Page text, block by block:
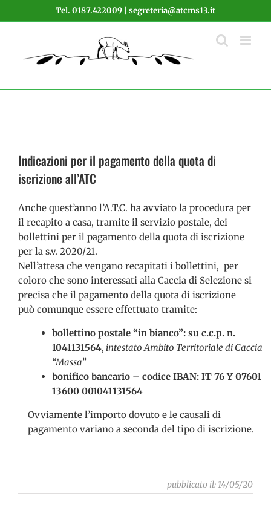
al
Tel. 0187.422009 | segreteria@atcms13.it
Indicazioni per il pagamento della quota di
iscrizione all’ATC
Anche quest’anno l’A.T.C. ha avviato la procedura per
il recapito a casa, tramite il servizio postale, dei
bollettini per il pagamento della quota di iscrizione
per la s.v. 2020/21.
Nell’attesa che vengano recapitati i bollettini, per
coloro che sono interessati alla Caccia di Selezione si
precisa che il pagamento della quota di iscrizione
può comunque essere effettuato tramite:
bollettino postale “in bianco”: su c.c.p. n.
1041131564, intestato Ambito Territoriale di Caccia
“Massa”
bonifico bancario – codice IBAN: IT 76 Y 07601
13600 001041131564
Ovviamente l’importo dovuto e le causali di
pagamento variano a seconda del tipo di iscrizione.
pubblicato il: 14/05/20